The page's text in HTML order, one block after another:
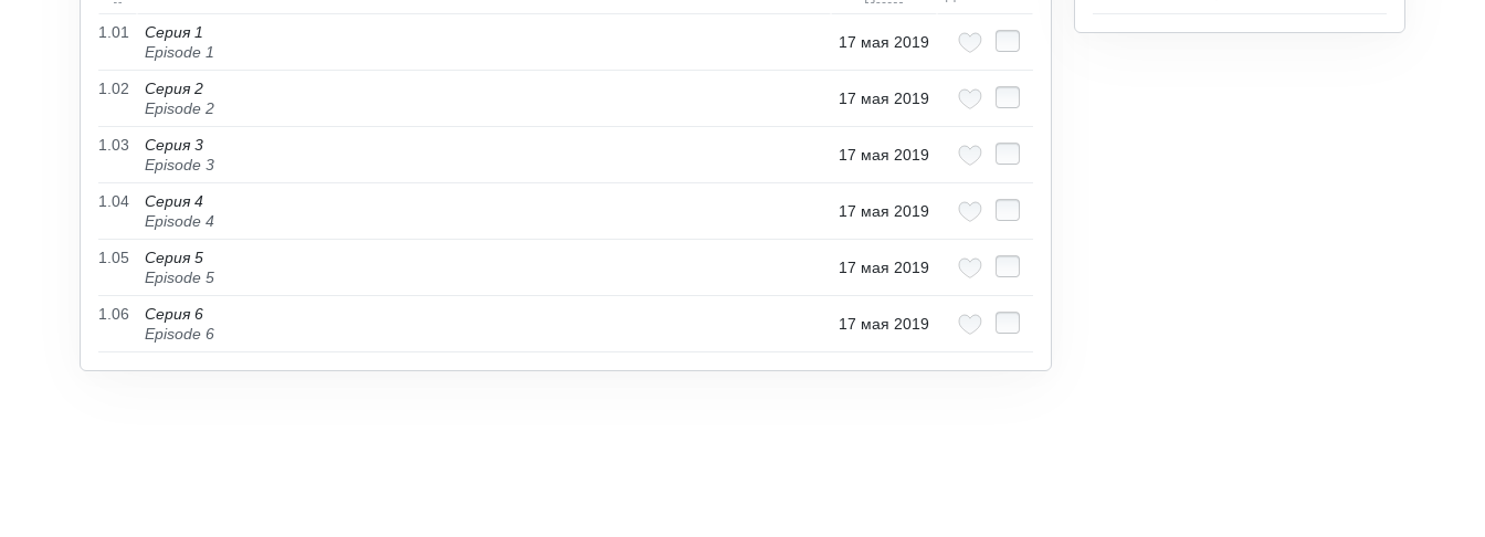
1.01
Серия 1
Episode 1
17 мая 2019
1.02
Серия 2
Episode 2
17 мая 2019
1.03
Серия 3
Episode 3
17 мая 2019
1.04
Серия 4
Episode 4
17 мая 2019
1.05
Серия 5
Episode 5
17 мая 2019
1.06
Серия 6
Episode 6
17 мая 2019